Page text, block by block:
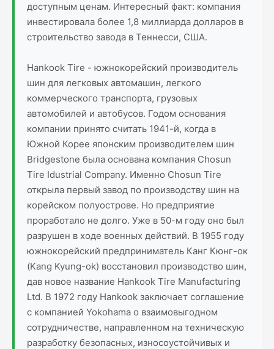
доступным ценам. Интересный факт: компания
инвестировала более 1,8 миллиарда долларов в
строительство завода в Теннесси, США.
Hankook Tire - южнокорейский производитель
шин для легковых автомашин, легкого
коммерческого транспорта, грузовых
автомобилей и автобусов. Годом основания
компании принято считать 1941-й, когда в
Южной Корее японским производителем шин
Bridgestone была основана компания Chosun
Tire Idustrial Company. Именно Chosun Tire
открыла первый завод по производству шин на
корейском полуострове. Но предприятие
проработало не долго. Уже в 50-м году оно был
разрушен в ходе военных действий. В 1955 году
южнокорейский предприниматель Канг Кюнг-ок
(Kang Kyung-ok) восстановил производство шин,
дав новое название Hankook Tire Manufacturing
Ltd. В 1972 году Hankook заключает соглашение
с компанией Yokohama о взаимовыгодном
сотрудничестве, направленном на техническую
разработку безопасных, износоустойчивых и